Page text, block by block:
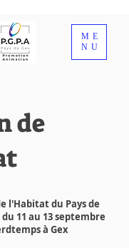
ME
NU
de
l'Habitat du Pays de
11 au 13 septembre
à Gex